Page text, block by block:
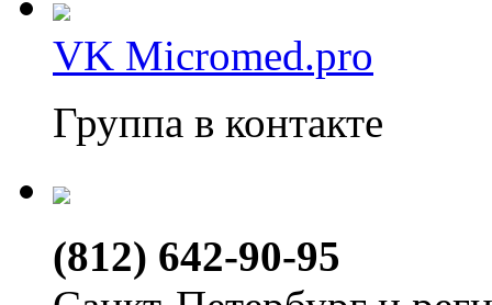
VK Micromed.pro
Группа в контакте
(812) 642-90-95